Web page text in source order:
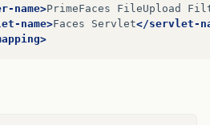
name>PrimeFaces FileUpload
name>Faces Servlet</servlet-